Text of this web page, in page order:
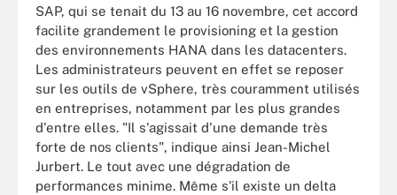
SAP, qui se tenait du 13 au 16 novembre, cet accord
facilite grandement le provisioning et la gestion
des environnements HANA dans les datacenters.
Les administrateurs peuvent en effet se reposer
sur les outils de vSphere, très couramment utilisés
en entreprises, notamment par les plus grandes
d'entre elles. "Il s'agissait d'une demande très
forte de nos clients", indique ainsi Jean-Michel
Jurbert. Le tout avec une dégradation de
performances minime. Même s'il existe un delta